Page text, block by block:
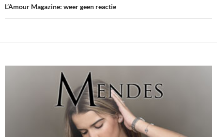
L’Amour Magazine: weer geen reactie